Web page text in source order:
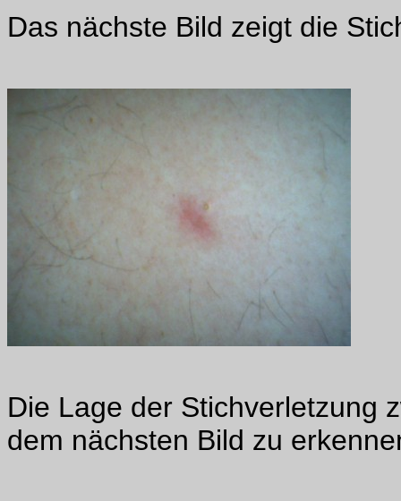
Das nächste Bild zeigt die
Die Lage der Stichverletzung
dem nächsten Bild zu